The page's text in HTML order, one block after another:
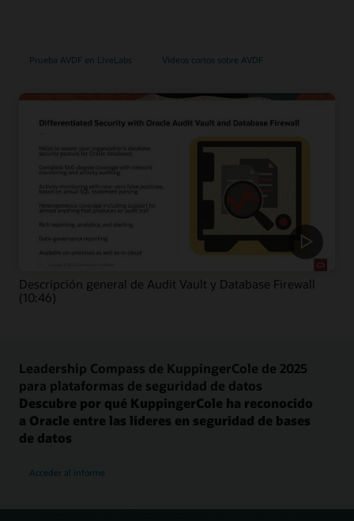
Prueba AVDF en LiveLabs Videos cortos sobre AVDF
Descripción general de Audit Vault y Database Firewall
(10:46)
Leadership Compass de KuppingerCole de 2025
para plataformas de seguridad de datos
Descubre por qué KuppingerCole ha reconocido
a Oracle entre las líderes en seguridad de bases
de datos
Acceder al informe